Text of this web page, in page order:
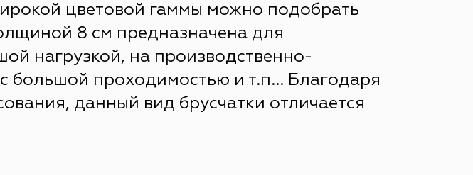
цветовой гаммы можно подобрать
8 см предназначена для
нагрузкой, на производственно-
большой проходимостью и т.п... Благодаря
данный вид брусчатки отличается